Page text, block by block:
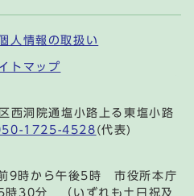
人情報の取扱い
トマップ
洞院通塩小路上る東塩小路
1725-4528 (代表)
9時から午後5時 市役所本庁
時30分 （いずれも土日祝及